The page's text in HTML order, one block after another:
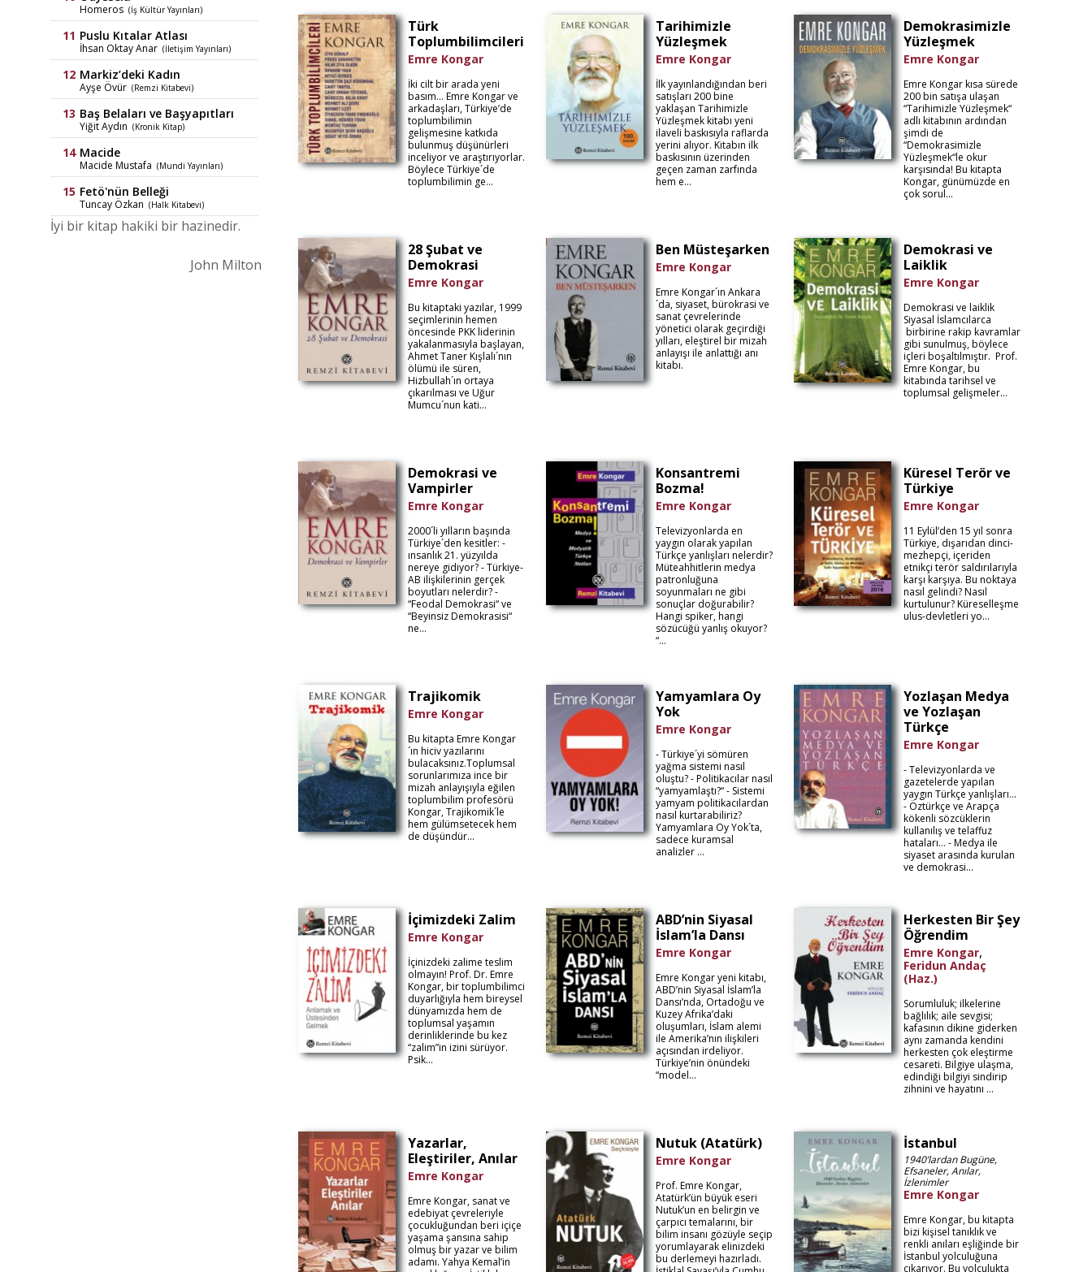
Homeros (İş Kültür Yayınları)
Puslu Kıtalar Atlası
İhsan Oktay Anar (İletişim Yayınları)
Markiz’deki Kadın
Ayşe Övür (Remzi Kitabevi)
Baş Belaları ve Başyapıtları
Yiğit Aydın (Kronik Kitap)
Macide
Macide Mustafa (Mundi Yayınları)
Fetö'nün Belleği
Tuncay Özkan (Halk Kitabevi)
İyi bir kitap hakiki bir hazinedir.
John Milton
Türk
Toplumbilimcileri
Emre Kongar
İki cilt bir arada yeni
basım… Emre Kongar ve
arkadaşları, Türkiye’de
toplumbilimin
gelişmesine katkıda
bulunmuş düşünürleri
inceliyor ve araştırıyorlar.
Böylece Türkiye´de
toplumbilimin ge...
Tarihimizle
Yüzleşmek
Emre Kongar
İlk yayınlandığından beri
satışları 200 bine
yaklaşan Tarihimizle
Yüzleşmek kitabı yeni
ilaveli baskısıyla raflarda
yerini alıyor. Kitabın ilk
baskısının üzerinden
geçen zaman zarfında
hem e...
Demokrasimizle
Yüzleşmek
Emre Kongar
Emre Kongar kısa sürede
200 bin satışa ulaşan
“Tarihimizle Yüzleşmek“
adlı kitabının ardından
şimdi de
“Demokrasimizle
Yüzleşmek“le okur
karşısında! Bu kitapta
Kongar, günümüzde en
çok sorul...
28 Şubat ve
Demokrasi
Emre Kongar
Bu kitaptaki yazılar, 1999
seçimlerinin hemen
öncesinde PKK liderinin
yakalanmasıyla başlayan,
Ahmet Taner Kışlalı´nın
ölümü ile süren,
Hizbullah´ın ortaya
çıkarılması ve Uğur
Mumcu´nun kati...
Ben Müsteşarken
Emre Kongar
Emre Kongar´ın Ankara
´da, siyaset, bürokrasi ve
sanat çevrelerinde
yönetici olarak geçirdiği
yılları, eleştirel bir mizah
anlayışı ile anlattığı anı
kitabı.
Demokrasi ve
Laiklik
Emre Kongar
Demokrasi ve laiklik
Siyasal İslamcılarca
birbirine rakip kavramlar
gibi sunulmuş, böylece
içleri boşaltılmıştır. Prof.
Emre Kongar, bu
kitabında tarihsel ve
toplumsal gelişmeler...
Demokrasi ve
Vampirler
Emre Kongar
2000´li yılların başında
Türkiye´den kesitler: -
ınsanlık 21. yüzyılda
nereye gidiyor? - Türkiye-
AB ilişkilerinin gerçek
boyutları nelerdir? -
“Feodal Demokrasi“ ve
“Beyinsiz Demokrasisi“
ne...
Konsantremi
Bozma!
Emre Kongar
Televizyonlarda en
yaygın olarak yapılan
Türkçe yanlışları nelerdir?
Müteahhitlerin medya
patronluğuna
soyunmaları ne gibi
sonuçlar doğurabilir?
Hangi spiker, hangi
sözücüğü yanlış okuyor?
“...
Küresel Terör ve
Türkiye
Emre Kongar
11 Eylül’den 15 yıl sonra
Türkiye, dışarıdan dinci-
mezhepçi, içeriden
etnikçi terör saldırılarıyla
karşı karşıya. Bu noktaya
nasıl gelindi? Nasıl
kurtulunur? Küreselleşme
ulus-devletleri yo...
Trajikomik
Emre Kongar
Bu kitapta Emre Kongar
´ın hiciv yazılarını
bulacaksınız.Toplumsal
sorunlarımıza ince bir
mizah anlayışıyla eğilen
toplumbilim profesörü
Kongar, Trajikomik´le
hem gülümsetecek hem
de düşündür...
Yamyamlara Oy
Yok
Emre Kongar
- Türkiye´yi sömüren
yağma sistemi nasıl
oluştu? - Politikacılar nasıl
“yamyamlaştı?“ - Sistemi
yamyam politikacılardan
nasıl kurtarabiliriz?
Yamyamlara Oy Yok´ta,
sadece kuramsal
analizler ...
Yozlaşan Medya
ve Yozlaşan
Türkçe
Emre Kongar
- Televizyonlarda ve
gazetelerde yapılan
yaygın Türkçe yanlışları…
- Öztürkçe ve Arapça
kökenli sözcüklerin
kullanılış ve telaffuz
hataları… - Medya ile
siyaset arasında kurulan
ve demokrasi...
İçimizdeki Zalim
Emre Kongar
İçinizdeki zalime teslim
olmayın! Prof. Dr. Emre
Kongar, bir toplumbilimci
duyarlığıyla hem bireysel
dünyamızda hem de
toplumsal yaşamın
derinliklerinde bu kez
“zalim”in izini sürüyor.
Psik...
ABD’nin Siyasal
İslam’la Dansı
Emre Kongar
Emre Kongar yeni kitabı,
ABD’nin Siyasal İslam’la
Dansı’nda, Ortadoğu ve
Kuzey Afrika’daki
oluşumları, İslam alemi
ile Amerika’nın ilişkileri
açısından irdeliyor.
Türkiye’nin önündeki
“model...
Herkesten Bir Şey
Öğrendim
Emre Kongar,
Feridun Andaç
(Haz.)
Sorumluluk; ilkelerine
bağlılık; aile sevgisi;
kafasının dikine giderken
aynı zamanda kendini
herkesten çok eleştirme
cesareti. Bilgiye ulaşma,
edindiği bilgiyi sindirip
zihnini ve hayatını ...
Yazarlar,
Eleştiriler, Anılar
Emre Kongar
Emre Kongar, sanat ve
edebiyat çevreleriyle
çocukluğundan beri içiçe
yaşama şansına sahip
olmuş bir yazar ve bilim
adamı. Yahya Kemal’in
Nutuk (Atatürk)
Emre Kongar
Prof. Emre Kongar,
Atatürk’ün büyük eseri
Nutuk’un en belirgin ve
çarpıcı temalarını, bir
bilim insanı gözüyle seçip
yorumlayarak elinizdeki
bu derlemeyi hazırladı.
İstanbul
1940’lardan Bugüne,
Efsaneler, Anılar,
İzlenimler
Emre Kongar
Emre Kongar, bu kitapta
bizi kişisel tanıklık ve
renkli anıları eşliğinde bir
İstanbul yolculuğuna
çıkarıyor. Bu yolculukta